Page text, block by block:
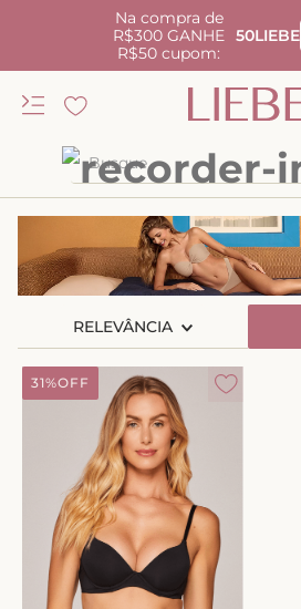
Na compra de
R$300 GANHE
R$50 cupom:
50LIEBE
Busque
RELEVÂNCIA
31%OFF
TERMOS MAIS BUSCADOS
kiss me
camisola
calcinha renda
anatomic
calcinha alta
triangulo
short doll
biquini
calcinha